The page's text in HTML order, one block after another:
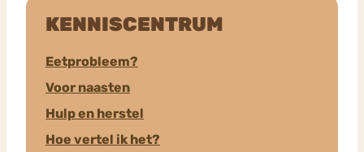
KENNISCENTRUM
Eetprobleem?
Voor naasten
Hulp en herstel
Hoe vertel ik het?